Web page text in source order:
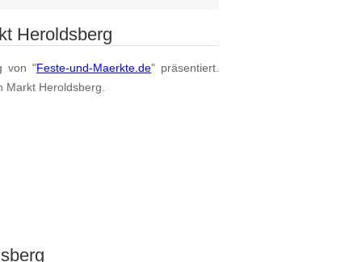
Heroldsberg
von "Feste-und-Maerkte.de" präsentiert.
Heroldsberg.